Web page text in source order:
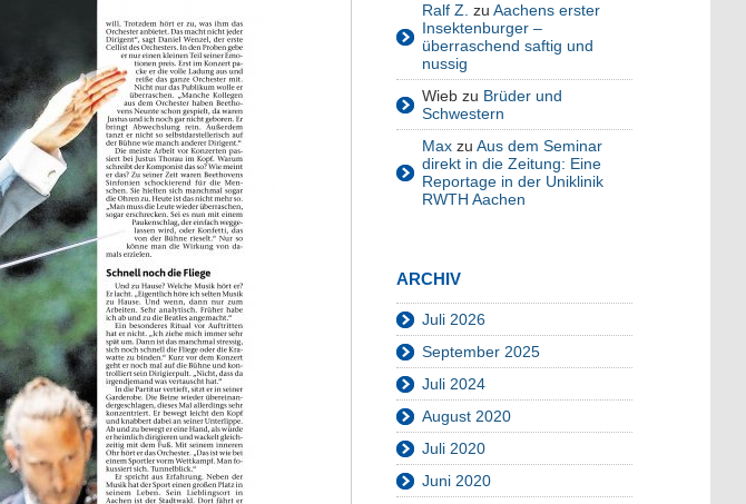
Ralf Z. zu Aachens erster
Insektenburger –
überraschend saftig und
nussig
Wieb zu Brüder und
Schwestern
Max zu Aus dem Seminar
direkt in die Zeitung: Eine
Reportage in der Uniklinik
RWTH Aachen
ARCHIV
Juli 2026
September 2025
Juli 2024
August 2020
Juli 2020
Juni 2020